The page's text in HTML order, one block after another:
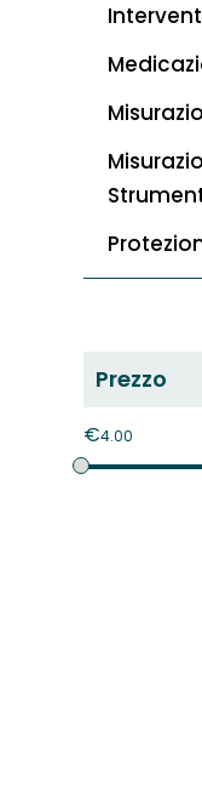
Prezzo
€4.00